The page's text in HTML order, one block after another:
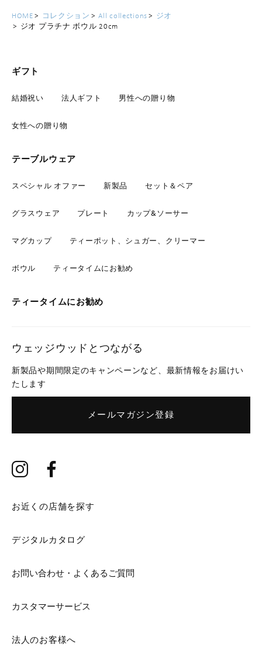
HOME コレクション All collections
ジオ
ジオ プラチナ ボウル 20cm
ギフト
結婚祝い 法人ギフト 男性への贈り物
女性への贈り物
テーブルウェア
スペシャル オファー 新製品 セット＆ペア
グラスウェア プレート カップ&ソーサー
マグカップ ティーポット、シュガー、クリーマー
ボウル ティータイムにお勧め
ティータイムにお勧め
ウェッジウッドとつながる
新製品や期間限定のキャンペーンなど、最新情報をお届けい
たします
メールマガジン登録
お近くの店舗を探す
デジタルカタログ
お問い合わせ・よくあるご質問
カスタマーサービス
法人のお客様へ